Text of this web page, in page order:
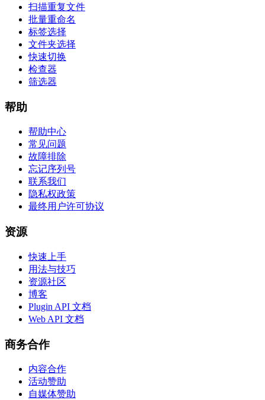
扫描重复文件
批量重命名
标签选择
文件夹选择
快速切换
检查器
筛选器
帮助
帮助中心
常见问题
故障排除
忘记序列号
联系我们
隐私权政策
最终用户许可协议
资源
快速上手
用法与技巧
资源社区
博客
Plugin API 文档
Web API 文档
商务合作
内容合作
活动赞助
自媒体赞助